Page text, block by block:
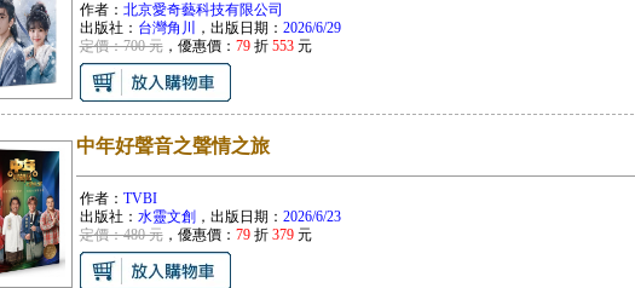
作者： 北京愛奇藝科技有限公司
出版社： 台灣角川 ，出版日期： 2026/6/29
定價：700 元，優惠價： 79折 553元
中年好聲音之聲情之旅
作者： TVBI
出版社： 水靈文創 ，出版日期： 2026/6/23
定價：480 元，優惠價： 79折 379元